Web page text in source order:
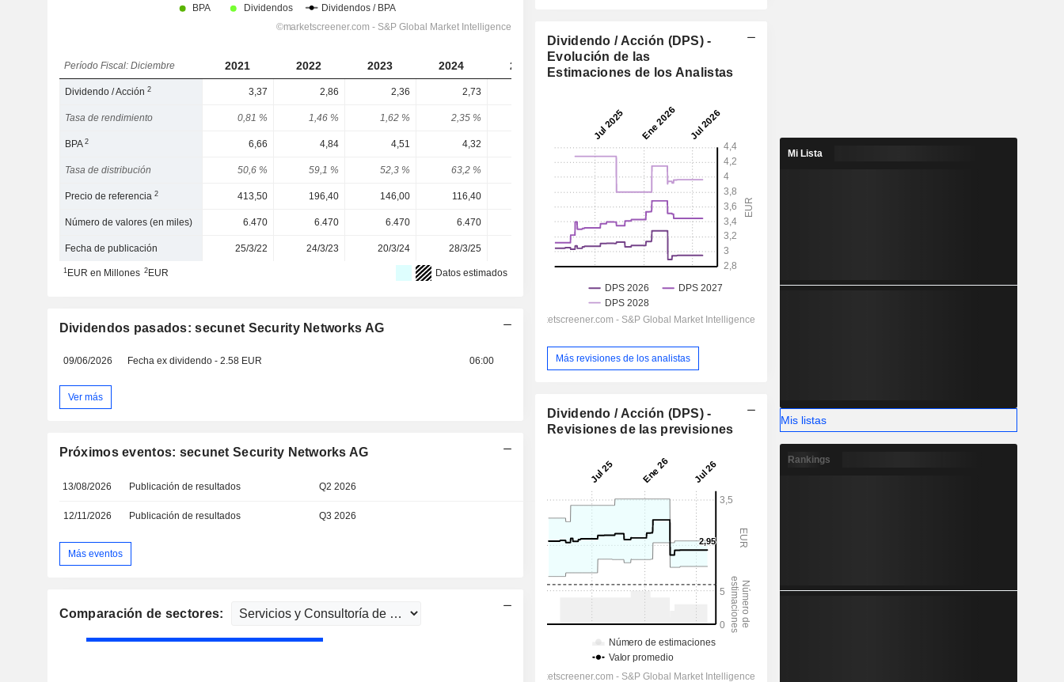
Período Fiscal: Diciembre 2021 2022 2023 2024 2025 2026 2027
Dividendo / Acción2 3,37 2,86 2,36 2,73
Tasa de rendimiento 0,81 % 1,46 % 1,62 % 2,35 % 1,55 % 1,81 %
BPA2 6,66 4,84 4,51 4,32
Tasa de distribución 50,6 % 59,1 % 52,3 % 63,2 % 48,3 % 46,6 %
Precio de referencia2 413,50 196,40 146,00 116,40 190,60 190,60 190,60
Número de valores (en miles) 6.470 6.470 6.470 6.470 6.470 -
Fecha de publicación 25/3/22 24/3/23 20/3/24 28/3/25 - -
1EUR en Millones 2EUR Datos estimados
Dividendos pasados: secunet Security Networks AG
09/06/2026 Fecha ex dividendo - 2.58 EUR 06:00
Ver más
Próximos eventos: secunet Security Networks AG
13/08/2026 Publicación de resultados Q2 2026
12/11/2026 Publicación de resultados Q3 2026
Más eventos
Comparación de sectores:
Dividendo / Acción (DPS) -
Evolución de las
Estimaciones de los Analistas
Más revisiones de los analistas
Dividendo / Acción (DPS) -
Revisiones de las previsiones
Mi Lista
Mis listas
Rankings